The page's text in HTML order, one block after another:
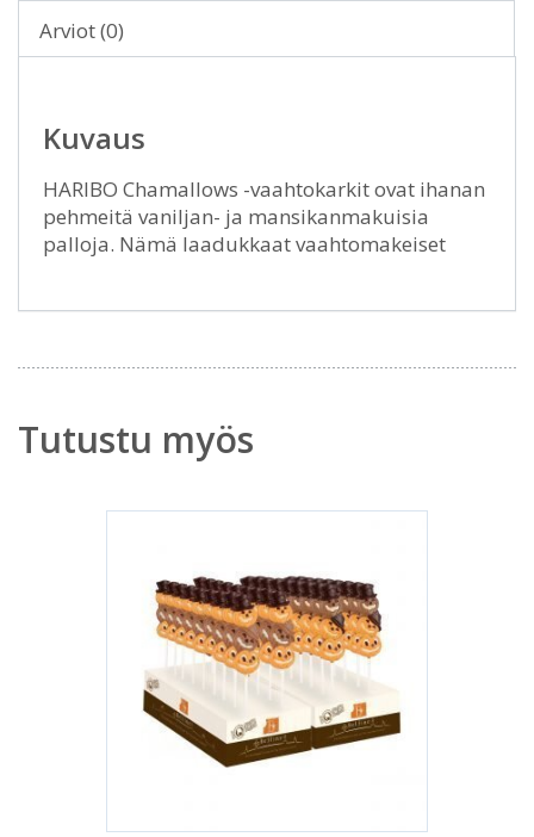
Arviot (0)
Kuvaus
HARIBO Chamallows -vaahtokarkit ovat ihanan
pehmeitä vaniljan- ja mansikanmakuisia
palloja. Nämä laadukkaat vaahtomakeiset
Tutustu myös